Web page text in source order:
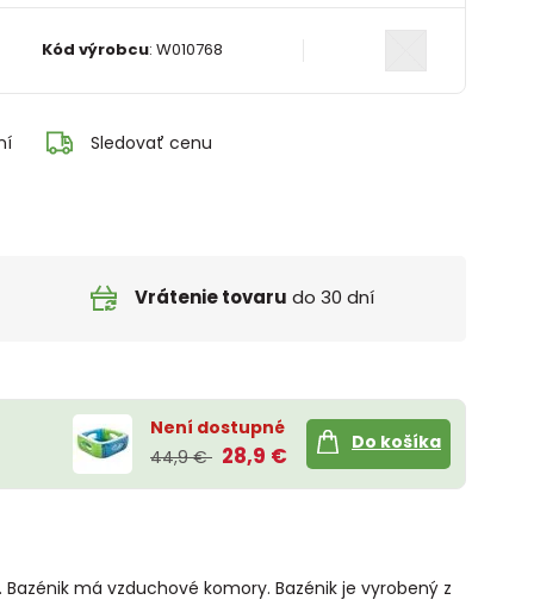
Kód výrobcu: W010768
Sledovať cenu
Vrátenie tovaru do 30 dní
Není dostupné
44,9 € 28,9 €
Do košíka
má vzduchové komory. Bazénik je vyrobený z